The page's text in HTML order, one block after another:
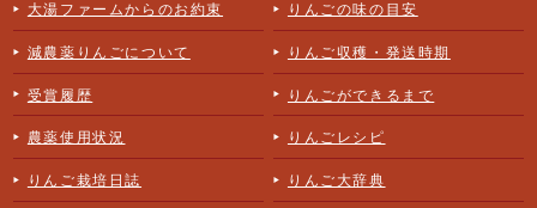
大湯ファームからのお約束
減農薬りんごについて
受賞履歴
農薬使用状況
りんご栽培日誌
りんごの味の目安
りんご収穫・発送時期
りんごができるまで
りんごレシピ
りんご大辞典